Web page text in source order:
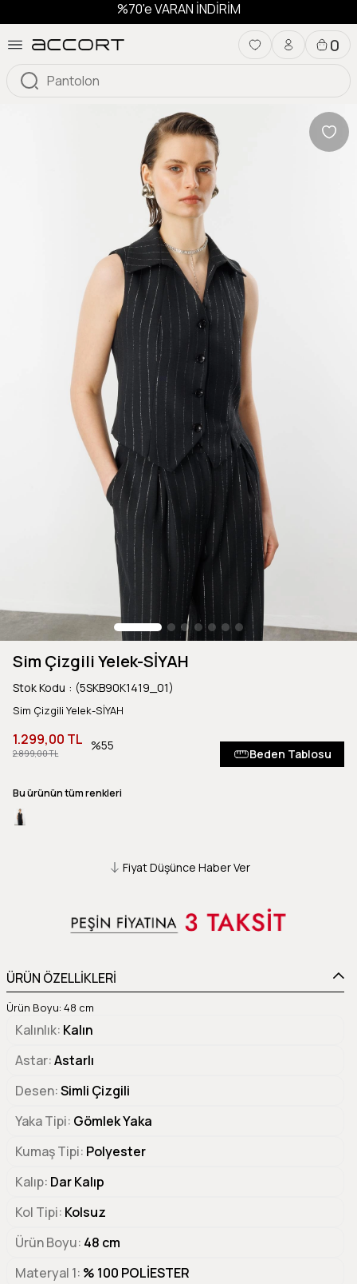
%70'e VARAN İNDİRİM
0
Sim Çizgili Yelek-SİYAH
Stok Kodu (5SKB90K1419_01)
Sim Çizgili Yelek-SİYAH
2.899,00 TL
1.299,00 TL 55
Beden Tablosu
Bu ürünün tüm renkleri
Fiyat Düşünce Haber Ver
ÜRÜN ÖZELLİKLERİ
Ürün Boyu: 48 cm
Kalınlık Kalın
Astar Astarlı
Desen Simli Çizgili
Yaka Tipi Gömlek Yaka
Kumaş Tipi Polyester
Kalıp Dar Kalıp
Kol Tipi Kolsuz
Ürün Boyu 48 cm
Materyal 1 % 100 POLİESTER